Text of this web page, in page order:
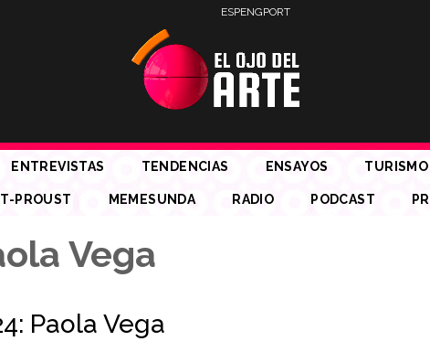
ESPENGPORT
ENTREVISTAS TENDENCIAS ENSAYOS TURISMO
PROUST MEMESUNDA RADIO PODCAST
Vega
Paola Vega